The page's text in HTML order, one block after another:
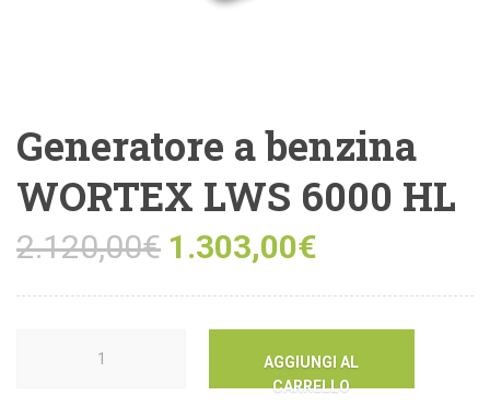
Generatore a benzina
WORTEX LWS 6000 HL
2.120,00€ 1.303,00€
AGGIUNGI AL
CARRELLO